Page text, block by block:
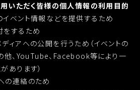
いただく皆様の個人情報の利用目的
ベント情報などを提供するため
するため
ィアへの公開を行うため（イベントの
他、YouTube、Facebook等により一
あります）
の連絡のため